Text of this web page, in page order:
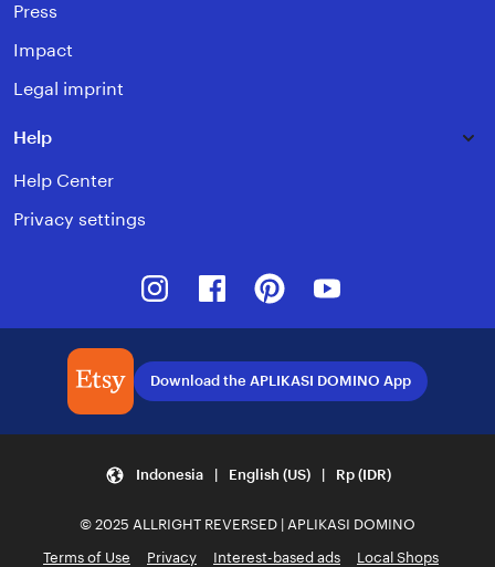
Press
Impact
Legal imprint
Help
Help Center
Privacy settings
InstagramFacebookPinterest
Download the APLIKASI DOMINO App
Indonesia | English (US) | Rp (IDR)
© 2025 ALLRIGHT REVERSED | APLIKASI DOMINO
Terms of Use
Privacy Interest-based ads
Local Shops